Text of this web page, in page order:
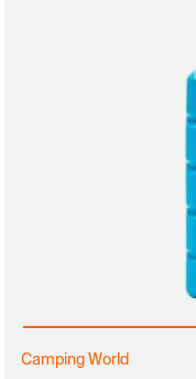
Camping World